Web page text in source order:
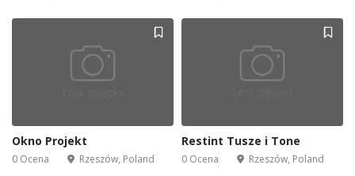
Okno Projekt
0 Ocena Rzeszów, Poland
Restint Tusze i Tone
0 Ocena Rzeszów, Poland